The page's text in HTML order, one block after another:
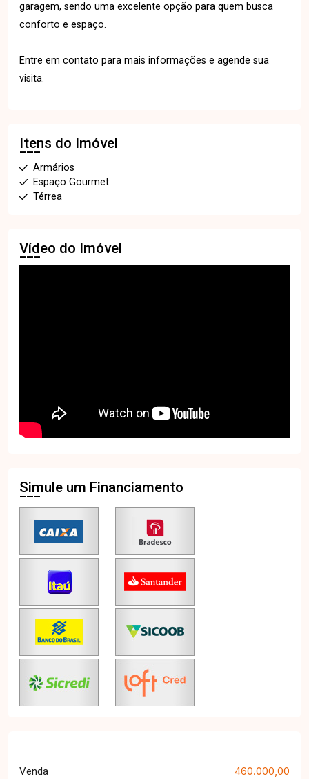
garagem, sendo uma excelente opção para quem busca
conforto e espaço.
Entre em contato para mais informações e agende sua
visita.
Itens do Imóvel
Armários
Espaço Gourmet
Térrea
Vídeo do Imóvel
Simule um Financiamento
Venda 460.000,00